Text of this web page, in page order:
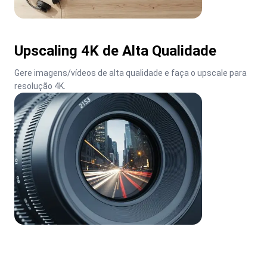
Upscaling 4K de Alta Qualidade
Gere imagens/vídeos de alta qualidade e faça o upscale para
resolução 4K.